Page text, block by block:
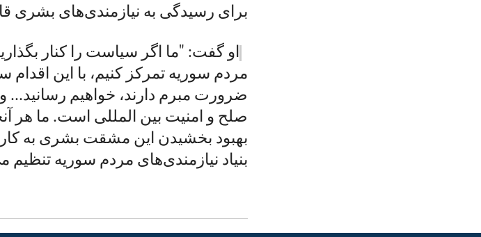
برای رسیدگی به نیازمندی‌های بشری
او گفت: "ما اگر سیاست را کنار
مردم سوریه تمرکز کنیم، با این اقدام
ضرورت مبرم دارند، خواهیم
صلح و امنیت بین المللی است. ما هر
بنیاد نیازمندی‌های مردم سوریه تنظیم